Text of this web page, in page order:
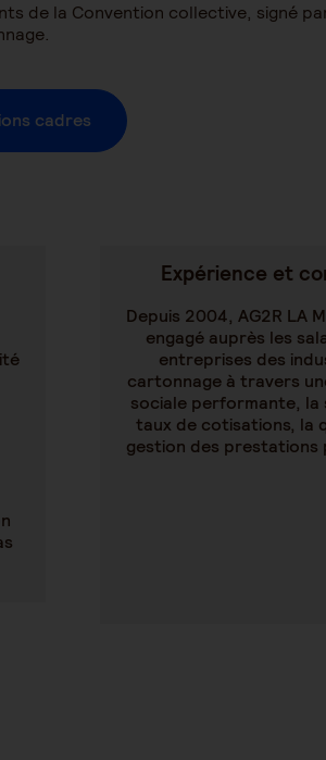
de la Convention collective, signé
cadres
Expérience et
Depuis 2004, AG2R LA
engagé auprès les
entreprises des
cartonnage à travers
sociale performante, la
taux de cotisations, la
gestion des prestations